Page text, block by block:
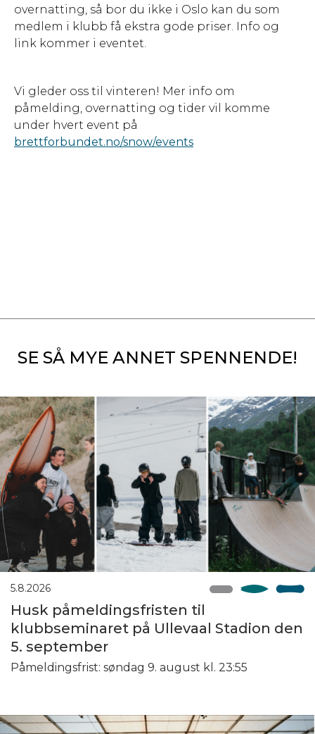
overnatting, så bor du ikke i Oslo kan du som
medlem i klubb få ekstra gode priser. Info og
link kommer i eventet.
Vi gleder oss til vinteren! Mer info om
påmelding, overnatting og tider vil komme
under hvert event på
brettforbundet.no/snow/events
SE SÅ MYE ANNET SPENNENDE!
5.8.2026
Husk påmeldingsfristen til
klubbseminaret på Ullevaal Stadion den
5. september
Påmeldingsfrist: søndag 9. august kl. 23:55